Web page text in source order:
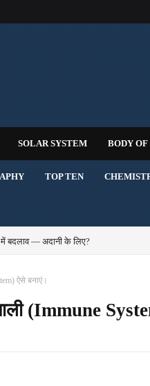
SOLAR SYSTEM BODY
TOP TEN
में बदलाव — अदानी के लिए?
ऐसे बनाएं।
(Immune